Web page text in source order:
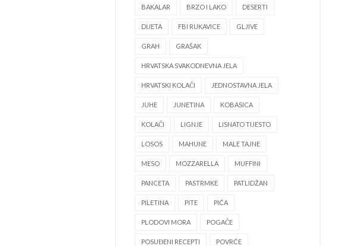
BAKALAR BRZO I LAKO DESERTI
DIJETA FBI RUKAVICE GLJIVE
GRAH GRAŠAK
HRVATSKA SVAKODNEVNA JELA
HRVATSKI KOLAČI JEDNOSTAVNA JELA
JUHE JUNETINA KOBASICA
KOLAČI LIGNJE LISNATO TIJESTO
LOSOS MAHUNE MALE TAJNE
MESO MOZZARELLA MUFFINI
PANCETA PASTRMKE PATLIDŽAN
PILETINA PITE PIĆA
PLODOVI MORA POGAČE
POSUĐENI RECEPTI POVRĆE